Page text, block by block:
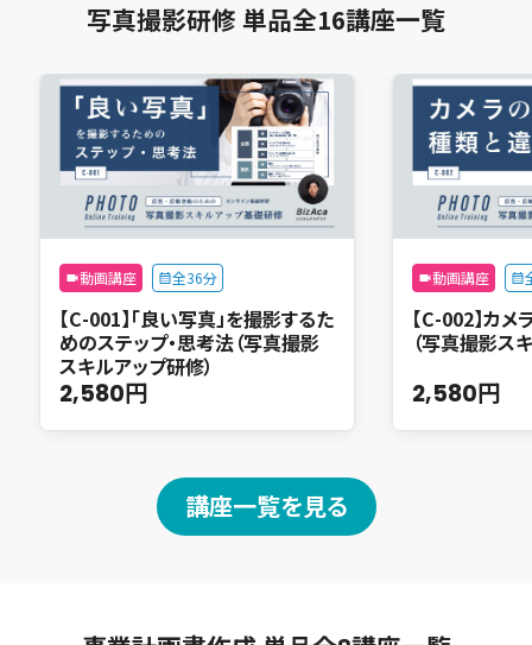
写真撮影研修 単品全16講座一覧
動画講座 全36分
【C-001】「良い写真」を撮影するた
めのステップ・思考法（写真撮影
スキルアップ研修）
2,580円
動画講座
【C-002】カ
（写真撮影ス
2,580円
講座一覧を見る